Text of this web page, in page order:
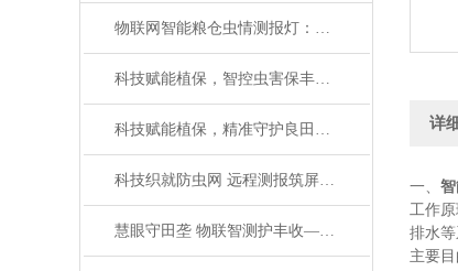
物联网智能粮仓虫情测报灯：科技赋能储粮管护-智能测报灯守护粮食仓储安全
科技赋能植保，智控虫害保丰收——智能识别虫情测报分析系统
科技赋能植保，精准守护良田——智能虫情预警测报系统
科技织就防虫网 远程测报筑屏障——远程虫情测报分析系统破解植保监测难题
慧眼守田垄 物联智测护丰收——物联网虫情信息自动测报灯的农业革新
详
一、
工作
排水
主要